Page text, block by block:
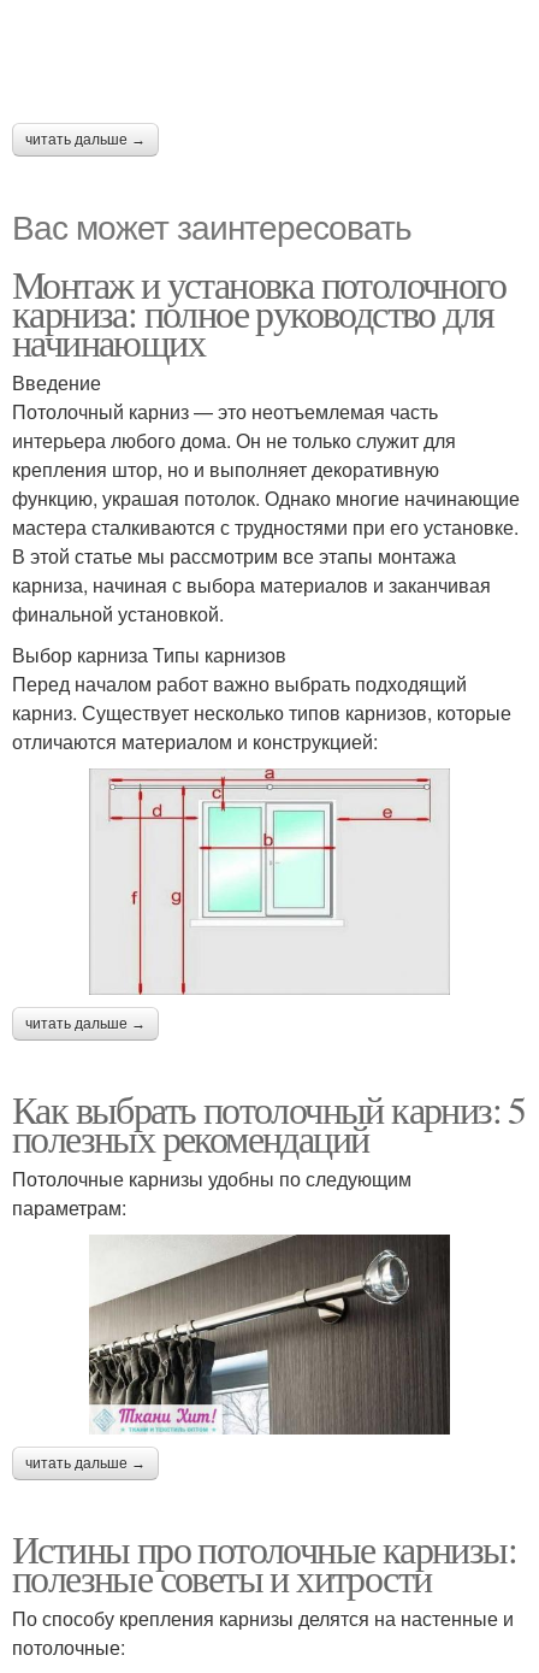
читать дальше →
Вас может заинтересовать
Монтаж и установка потолочного
карниза: полное руководство для
начинающих
Введение
Потолочный карниз — это неотъемлемая часть
интерьера любого дома. Он не только служит для
крепления штор, но и выполняет декоративную
функцию, украшая потолок. Однако многие начинающие
мастера сталкиваются с трудностями при его установке.
В этой статье мы рассмотрим все этапы монтажа
карниза, начиная с выбора материалов и заканчивая
финальной установкой.
Выбор карниза Типы карнизов
Перед началом работ важно выбрать подходящий
карниз. Существует несколько типов карнизов, которые
отличаются материалом и конструкцией:
читать дальше →
Как выбрать потолочный карниз: 5
полезных рекомендаций
Потолочные карнизы удобны по следующим
параметрам:
читать дальше →
Истины про потолочные карнизы:
полезные советы и хитрости
По способу крепления карнизы делятся на настенные и
потолочные: